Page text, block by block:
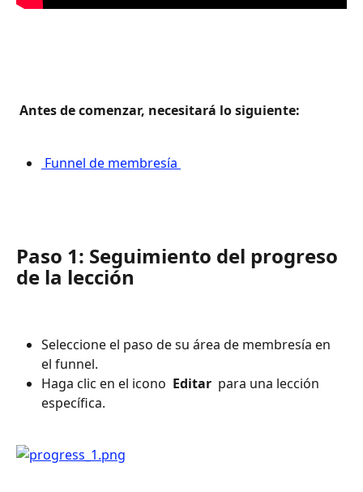
Antes de comenzar, necesitará lo siguiente:
Funnel de membresía
Paso 1: Seguimiento del progreso
de la lección
Seleccione el paso de su área de membresía en
el funnel.
Haga clic en el icono Editar para una lección
específica.